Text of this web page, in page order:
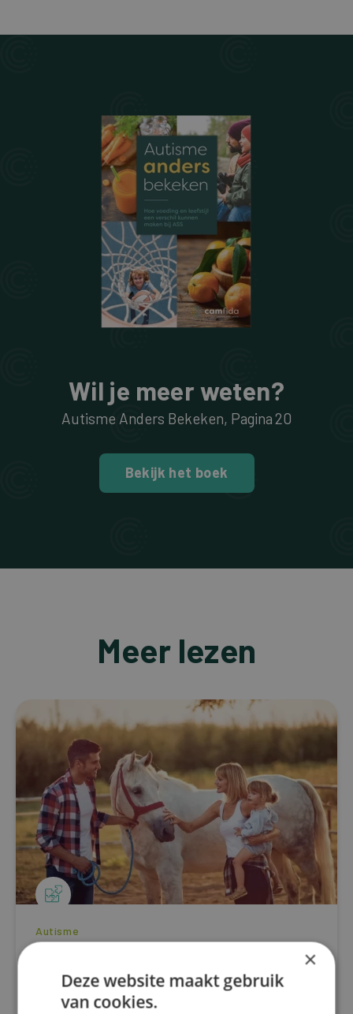
Wil je meer weten?
Autisme Anders Bekeken, Pagina20
Bekijk het boek
Meer lezen
Autisme
therapieën bij autisme
Acupunctuur is een eeuwenoude traditionele
×
Deze website maakt gebruik
van cookies.